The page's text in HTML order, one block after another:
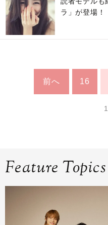
ラ」が登場！
前へ 16
Feature Topics